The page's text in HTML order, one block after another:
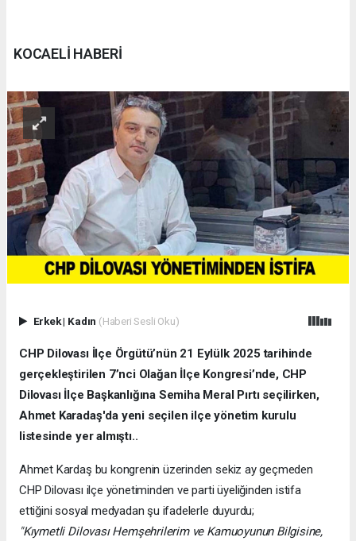
KOCAELİ HABERİ
Erkek| Kadın (Haberi Sesli Oku)
CHP Dilovası İlçe Örgütü’nün 21 Eylülk 2025 tarihinde
gerçekleştirilen 7’nci Olağan İlçe Kongresi’nde, CHP
Dilovası İlçe Başkanlığına Semiha Meral Pırtı seçilirken,
Ahmet Karadaş'da yeni seçilen ilçe yönetim kurulu
listesinde yer almıştı..
Ahmet Kardaş bu kongrenin üzerinden sekiz ay geçmeden
CHP Dilovası ilçe yönetiminden ve parti üyeliğinden istifa
ettiğini sosyal medyadan şu ifadelerle duyurdu;
"Kıymetli Dilovası Hemşehrilerim ve Kamuoyunun Bilgisine,